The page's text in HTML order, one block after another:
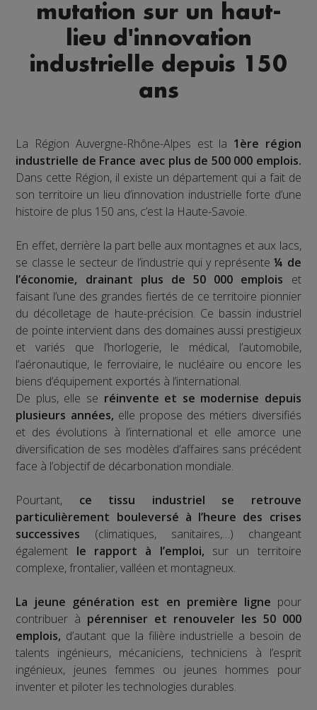
mutation sur un haut-
lieu d'innovation
industrielle depuis 150
ans
La Région Auvergne-Rhône-Alpes est la 1ère région
industrielle de France avec plus de 500 000 emplois.
Dans cette Région, il existe un département qui a fait de
son territoire un lieu d’innovation industrielle forte d’une
histoire de plus 150 ans, c’est la Haute-Savoie.
En effet, derrière la part belle aux montagnes et aux lacs,
se classe le secteur de l’industrie qui y représente¼ de
l’économie, drainant plus de 50 000 emplois et
faisant l’une des grandes fiertés de ce territoire pionnier
du décolletage de haute-précision. Ce bassin industriel
de pointe intervient dans des domaines aussi prestigieux
et variés que l’horlogerie, le médical, l’automobile,
l’aéronautique, le ferroviaire, le nucléaire ou encore les
biens d’équipement exportés à l’international.
De plus, elle se réinvente et se modernise depuis
plusieurs années, elle propose des métiers diversifiés
et des évolutions à l’international et elle amorce une
diversification de ses modèles d’affaires sans précédent
face à l’objectif de décarbonation mondiale.
Pourtant, ce tissu industriel se retrouve
particulièrement bouleversé à l’heure des crises
successives (climatiques, sanitaires,…) changeant
également le rapport à l’emploi, sur un territoire
complexe, frontalier, valléen et montagneux.
La jeune génération est en première ligne pour
contribuer à pérenniser et renouveler les 50 000
emplois, d’autant que la filière industrielle a besoin de
talents ingénieurs, mécaniciens, techniciens à l’esprit
ingénieux, jeunes femmes ou jeunes hommes pour
inventer et piloter les technologies durables.